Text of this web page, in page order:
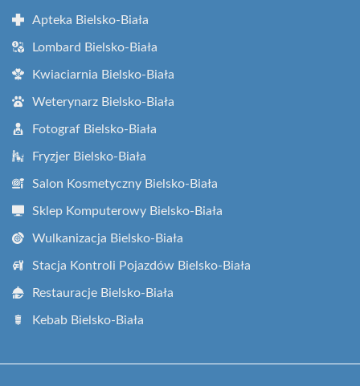
Apteka Bielsko-Biała
Lombard Bielsko-Biała
Kwiaciarnia Bielsko-Biała
Weterynarz Bielsko-Biała
Fotograf Bielsko-Biała
Fryzjer Bielsko-Biała
Salon Kosmetyczny Bielsko-Biała
Sklep Komputerowy Bielsko-Biała
Wulkanizacja Bielsko-Biała
Stacja Kontroli Pojazdów Bielsko-Biała
Restauracje Bielsko-Biała
Kebab Bielsko-Biała